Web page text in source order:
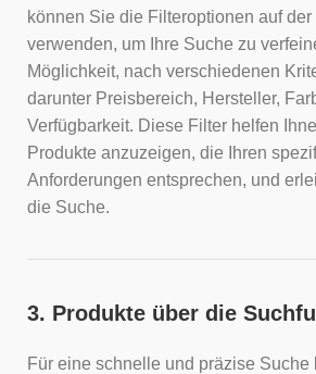
können Sie die Filteroptionen auf
verwenden, um Ihre Suche zu
Möglichkeit, nach verschiedenen
darunter Preisbereich, Hersteller,
Verfügbarkeit. Diese Filter helfen
Produkte anzuzeigen, die Ihren
Anforderungen entsprechen, und
die Suche.
3. Produkte über die
Für eine schnelle und präzise Suche